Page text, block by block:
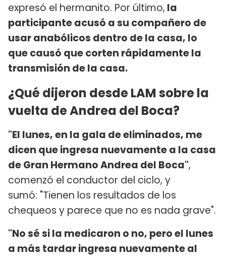
expresó el hermanito. Por último, la
participante acusó a su compañero de
usar anabólicos dentro de la casa, lo
que causó que corten rápidamente la
transmisión de la casa.
¿Qué dijeron desde LAM sobre la
vuelta de Andrea del Boca?
"El lunes, en la gala de eliminados, me
dicen que ingresa nuevamente a la casa
de Gran Hermano Andrea del Boca",
comenzó el conductor del ciclo, y
sumó: "Tienen los resultados de los
chequeos y parece que no es nada grave".
"No sé si la medicaron o no, pero el lunes
a más tardar ingresa nuevamente al